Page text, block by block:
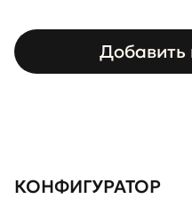
Добавить
КОНФИГУРАТОР